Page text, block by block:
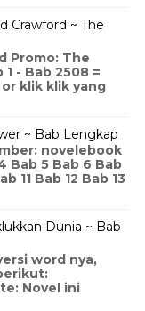
Crawford ~ The
Promo: The
- Bab 2508 =
klik klik yang
~ Bab Lengkap
novelebook
Bab 5 Bab 6 Bab
11 Bab 12 Bab 13
Dunia ~ Bab
word nya,
Novel ini